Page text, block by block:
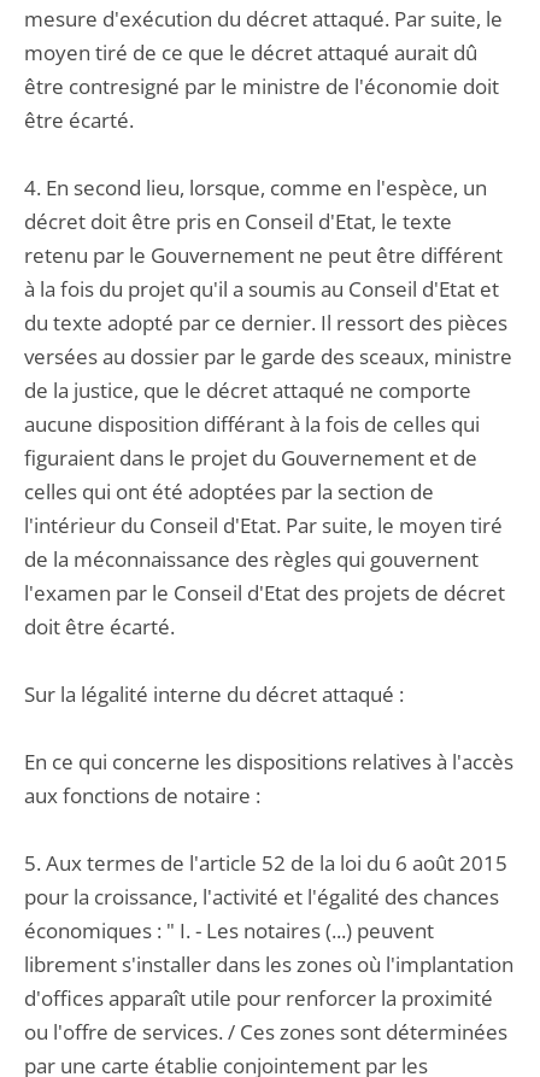
mesure d'exécution du décret attaqué. Par suite, le
moyen tiré de ce que le décret attaqué aurait dû
être contresigné par le ministre de l'économie doit
être écarté.
4. En second lieu, lorsque, comme en l'espèce, un
décret doit être pris en Conseil d'Etat, le texte
retenu par le Gouvernement ne peut être différent
à la fois du projet qu'il a soumis au Conseil d'Etat et
du texte adopté par ce dernier. Il ressort des pièces
versées au dossier par le garde des sceaux, ministre
de la justice, que le décret attaqué ne comporte
aucune disposition différant à la fois de celles qui
figuraient dans le projet du Gouvernement et de
celles qui ont été adoptées par la section de
l'intérieur du Conseil d'Etat. Par suite, le moyen tiré
de la méconnaissance des règles qui gouvernent
l'examen par le Conseil d'Etat des projets de décret
doit être écarté.
Sur la légalité interne du décret attaqué :
En ce qui concerne les dispositions relatives à l'accès
aux fonctions de notaire :
5. Aux termes de l'article 52 de la loi du 6 août 2015
pour la croissance, l'activité et l'égalité des chances
économiques : " I. - Les notaires (...) peuvent
librement s'installer dans les zones où l'implantation
d'offices apparaît utile pour renforcer la proximité
ou l'offre de services. / Ces zones sont déterminées
par une carte établie conjointement par les